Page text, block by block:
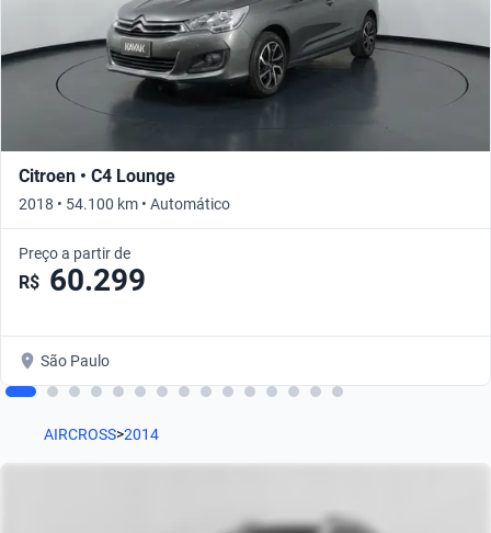
Citroen • C4 Lounge
2018 • 54.100 km • Automático
Preço a partir de
R$ 60.299
São Paulo
AIRCROSS>2014